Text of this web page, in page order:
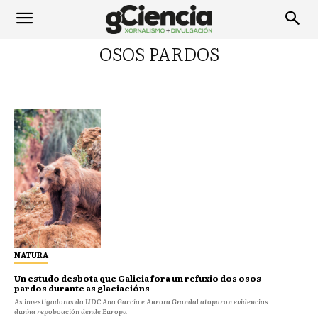
OSOS PARDOS
NATURA
Un estudo desbota que Galicia fora un refuxio dos osos
pardos durante as glaciacións
As investigadoras da UDC Ana García e Aurora Grandal atoparon evidencias
dunha repoboación dende Europa